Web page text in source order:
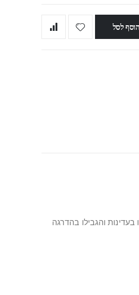
הוסף לסל
והגבילו בהדרגה